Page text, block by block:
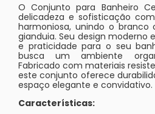
O Conjunto para Banheiro
delicadeza e sofisticação
harmoniosa, unindo o branco
gianduia. Seu design moderno
e praticidade para o seu
busca um ambiente
Fabricado com materiais
este conjunto oferece
espaço elegante e convidativo.
Características: